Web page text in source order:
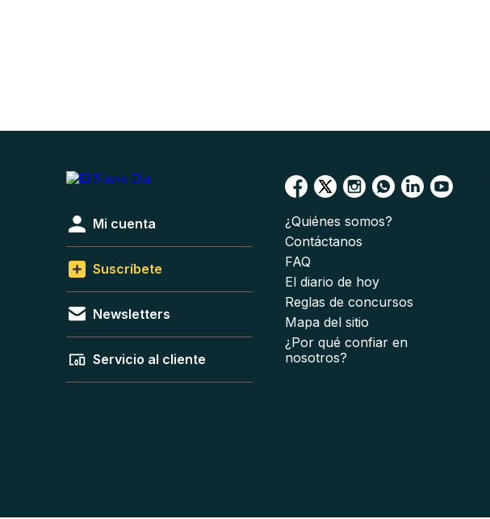
Mi cuenta
Suscríbete
Newsletters
Servicio al cliente
¿Quiénes somos?
Contáctanos
FAQ
El diario de hoy
Reglas de concursos
Mapa del sitio
¿Por qué confiar en
nosotros?